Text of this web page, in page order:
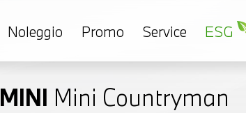
Noleggio Promo Service ESG
MINI Mini Countryman